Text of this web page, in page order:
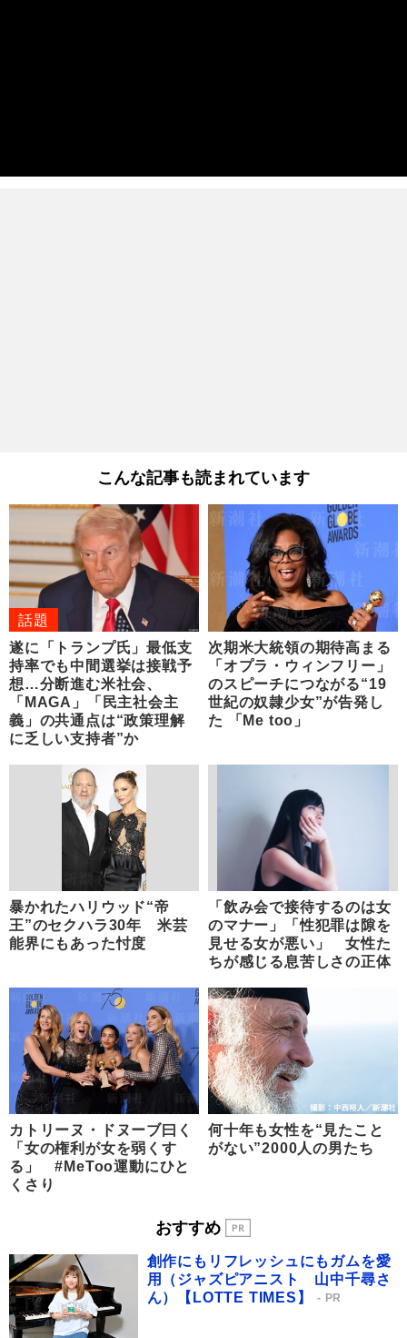
こんな記事も読まれています
話題
遂に「トランプ氏」最低支
持率でも中間選挙は接戦予
想…分断進む米社会、
「MAGA」「民主社会主
義」の共通点は“政策理解
に乏しい支持者”か
次期米大統領の期待高まる
「オプラ・ウィンフリー」
のスピーチにつながる“19
世紀の奴隷少女”が告発し
た 「Me too」
暴かれたハリウッド“帝
王”のセクハラ30年 米芸
能界にもあった忖度
「飲み会で接待するのは女
のマナー」「性犯罪は隙を
見せる女が悪い」 女性た
ちが感じる息苦しさの正体
カトリーヌ・ドヌーブ曰く
「女の権利が女を弱くす
る」 #MeToo運動にひと
くさり
何十年も女性を“見たこと
がない”2000人の男たち
おすすめ
創作にもリフレッシュにもガムを愛
用（ジャズピアニスト 山中千尋さ
ん）【LOTTE TIMES】
PR